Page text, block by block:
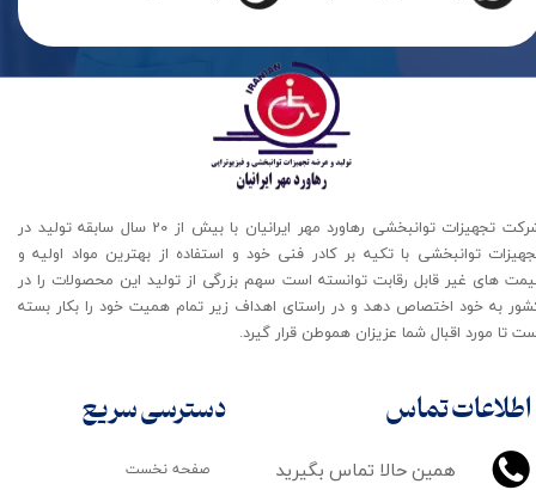
اطلاعات تماس
همین حالا تماس بگیرید
شرکت تجهیزات توانبخشی رهاورد مهر ایرانیان با بیش از 20 سال سابقه تولید در
توانبخشی با تکیه بر کادر فنی خود و استفاده از بهترین مواد اولیه و
های غیر قابل رقابت توانسته است سهم بزرگی از تولید این محصولات را در
به خود اختصاص دهد و در راستای اهداف زیر تمام همیت خود را بکار بسته
تا مورد اقبال شما عزیزان هموطن قرار گیرد​​​​​​​.
صفحه نخست
دسترسی سریع